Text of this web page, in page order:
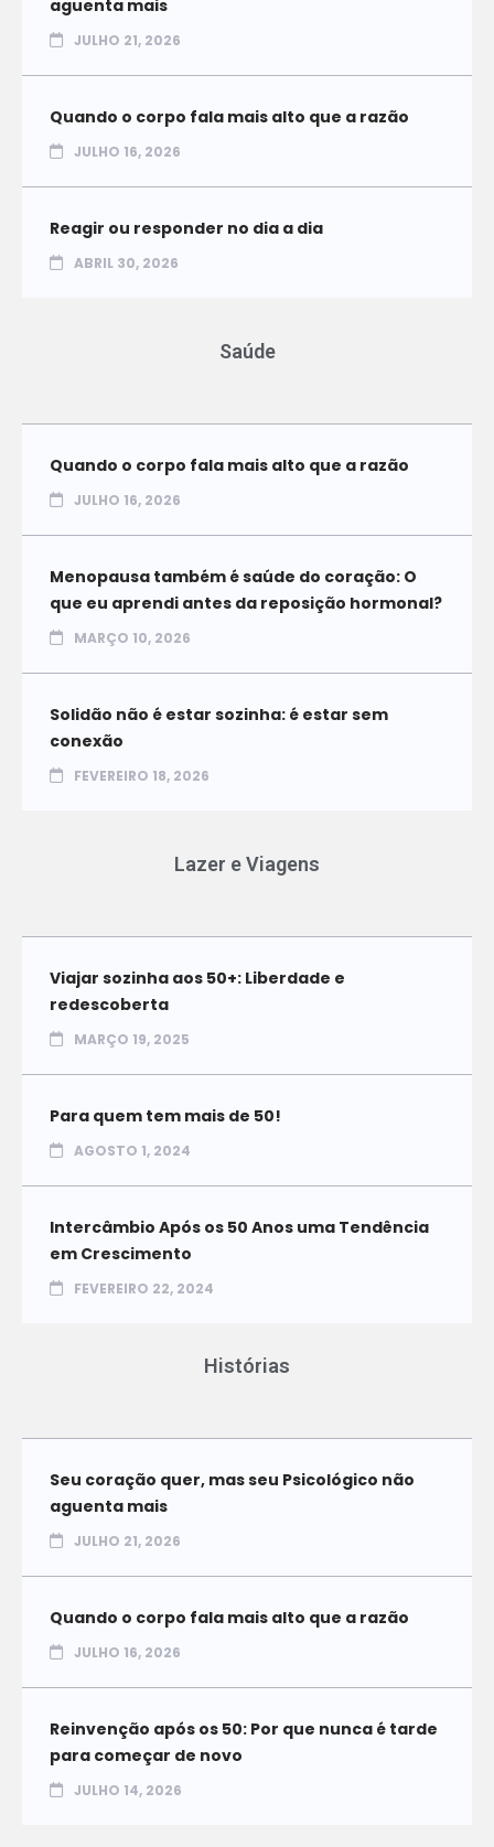
aguenta mais
JULHO 21, 2026
Quando o corpo fala mais alto que a razão
JULHO 16, 2026
Reagir ou responder no dia a dia
ABRIL 30, 2026
Saúde
Quando o corpo fala mais alto que a razão
JULHO 16, 2026
Menopausa também é saúde do coração: O
que eu aprendi antes da reposição hormonal?
MARÇO 10, 2026
Solidão não é estar sozinha: é estar sem
conexão
FEVEREIRO 18, 2026
Lazer e Viagens
Viajar sozinha aos 50+: Liberdade e
redescoberta
MARÇO 19, 2025
Para quem tem mais de 50!
AGOSTO 1, 2024
Intercâmbio Após os 50 Anos uma Tendência
em Crescimento
FEVEREIRO 22, 2024
Histórias
Seu coração quer, mas seu Psicológico não
aguenta mais
JULHO 21, 2026
Quando o corpo fala mais alto que a razão
JULHO 16, 2026
Reinvenção após os 50: Por que nunca é tarde
para começar de novo
JULHO 14, 2026